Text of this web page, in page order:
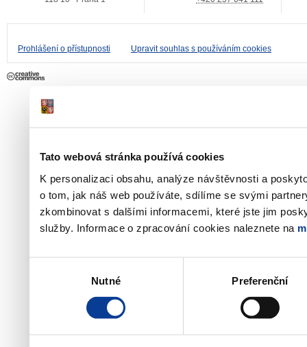
Tato webová stránka používá cookies
K personalizaci obsahu, analýze návštěvnosti a
o tom, jak náš web používáte, sdílíme se svými
zkombinovat s dalšími informacemi, které jste jim
služby. Informace o zpracování cookies naleznete na
Nutné Preferenční
Prohlášení o přístupnosti Upravit souhlas s používáním cookies